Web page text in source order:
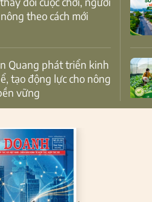
theo cách mới
tạo động lực cho nông
vững